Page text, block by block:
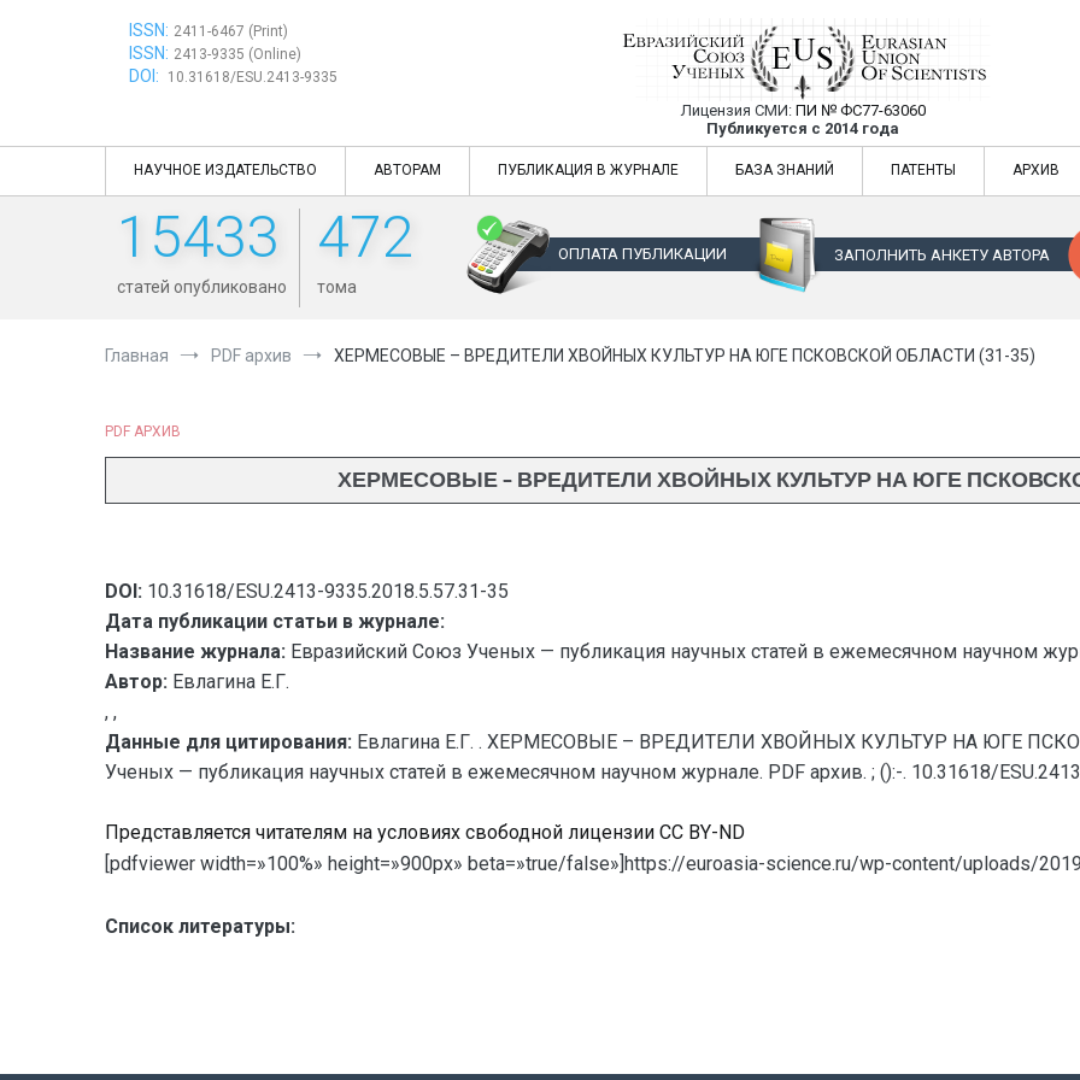
ISSN: 2411-6467 (Print)
ISSN: 2413-9335 (Online)
DOI: 10.31618/ESU.2413-9335
Евразийский Союз Ученых —
Лицензия СМИ: ПИ № ФС77-63060
Публикуется с 2014 года
Евразийский Союз Ученых — публикация научных статей в
НАУЧНОЕ ИЗДАТЕЛЬСТВО АВТОРАМ ПУБЛИКАЦИЯ В ЖУРНАЛЕ БАЗА ЗНАНИЙ ПАТЕНТЫ АРХИВ
15433
статей опубликовано
472
тома
ОПЛАТА ПУБЛИКАЦИИ ЗАПОЛНИТЬ АНКЕТУ АВТОРА
Главная PDF архив ХЕРМЕСОВЫЕ – ВРЕДИТЕЛИ ХВОЙНЫХ КУЛЬТУР НА ЮГЕ ПСКОВСКОЙ ОБЛАСТИ (31-35)
PDF АРХИВ
ХЕРМЕСОВЫЕ – ВРЕДИТЕЛИ ХВОЙНЫХ КУЛЬТУР НА ЮГЕ
DOI: 10.31618/ESU.2413-9335.2018.5.57.31-35
Дата публикации статьи в журнале:
Название журнала: Евразийский Союз Ученых — публикация научных статей в ежемесячном научном
Автор: Евлагина Е.Г.
, ,
Данные для цитирования: Евлагина Е.Г. . ХЕРМЕСОВЫЕ – ВРЕДИТЕЛИ ХВОЙНЫХ КУЛЬТУР НА ЮГЕ
Ученых — публикация научных статей в ежемесячном научном журнале. PDF архив. ; ():-. 10.31618/
Представляется читателям на условиях свободной лицензии CC BY-ND
[pdfviewer width=»100%» height=»900px» beta=»true/false»]https://euroasia-science.ru/wp-content/uploads/
Список литературы: